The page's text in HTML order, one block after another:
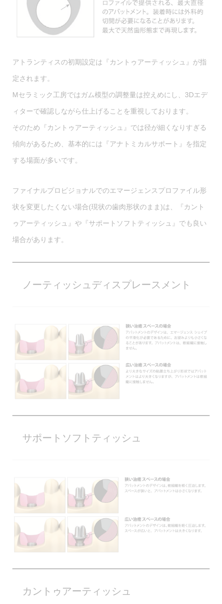
アトランティスの初期設定は『カントゥアーティッシュ』が指
定されます。
Mセラミック工房ではガム模型の調整量は控えめにし、3Dエデ
ィターで確認しながら仕上げることを重視しております。
そのため『カントゥアーティッシュ』では径が細くなりすぎる
傾向があるため、基本的には『アナトミカルサポート』を指定
する場面が多いです。
ファイナルプロビジョナルでのエマージェンスプロファイル形
状を変更したくない場合(現状の歯肉形状のまま)は、『カント
ゥアーティッシュ』や『サポートソフトティッシュ』でも良い
場合があります。
ノーティッシュディスプレースメント
サポートソフトティッシュ
カントゥアーティッシュ